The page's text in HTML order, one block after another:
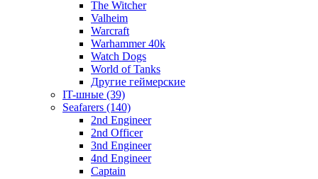
The Witcher
Valheim
Warcraft
Warhammer 40k
Watch Dogs
World of Tanks
Другие геймерские
IT-шные (39)
Seafarers (140)
2nd Engineer
2nd Officer
3nd Engineer
4nd Engineer
Captain